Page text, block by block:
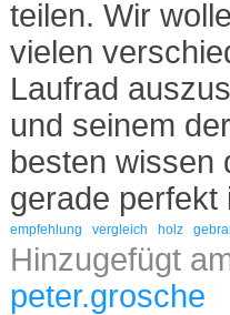
teilen. Wir
vielen
Laufrad
und seinem
besten wissen
gerade perfekt
empfehlung vergleich holz
Hinzugefügt
peter.grosche